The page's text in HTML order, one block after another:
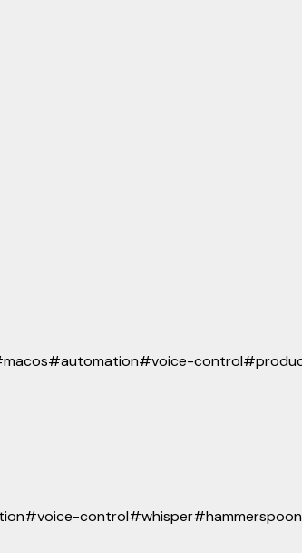
macos#automation#voice-control#
#voice-control#whisper#hammerspoon